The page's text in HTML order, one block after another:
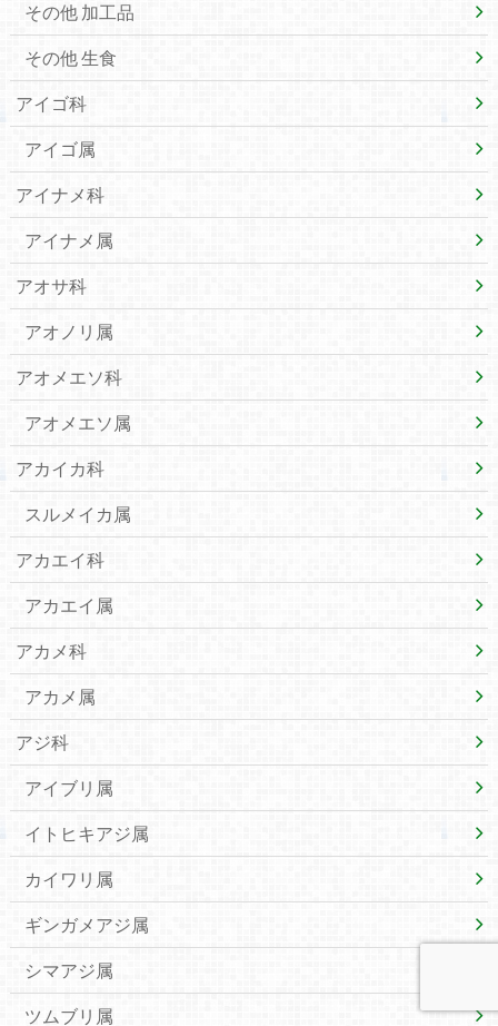
その他 加工品
その他 生食
アイゴ科
アイゴ属
アイナメ科
アイナメ属
アオサ科
アオノリ属
アオメエソ科
アオメエソ属
アカイカ科
スルメイカ属
アカエイ科
アカエイ属
アカメ科
アカメ属
アジ科
アイブリ属
イトヒキアジ属
カイワリ属
ギンガメアジ属
シマアジ属
ツムブリ属